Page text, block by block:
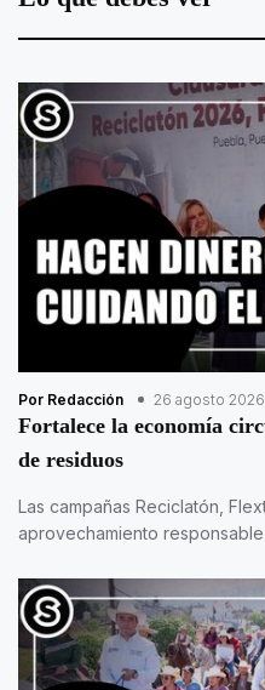
Por Redacción 26 agosto 2026
Fortalece la economía
de residuos
Las campañas Reciclatón,
aprovechamiento